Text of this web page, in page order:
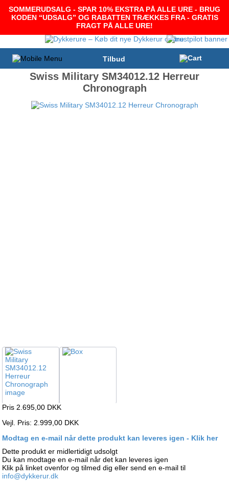
SOMMERUDSALG - SPAR 10% EKSTRA PÅ ALLE URE - BRUG
KODEN “UDSALG” OG RABATTEN TRÆKKES FRA - GRATIS
FRAGT PÅ ALLE URE!
Tilbud
Swiss Military SM34012.12 Herreur
Chronograph
Pris 2.695,00 DKK
Vejl. Pris: 2.999,00 DKK
Modtag en e-mail når dette produkt kan leveres igen - Klik her
Dette produkt er midlertidigt udsolgt
Du kan modtage en e-mail når det kan leveres igen
Klik på linket ovenfor og tilmed dig eller send en e-mail til
info@dykkerur.dk